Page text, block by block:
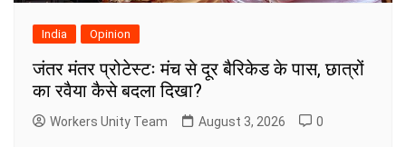
India Opinion
जंतर मंतर प्रोटेस्टः मंच से दूर बैरिकेड के पास, छात्रों
का रवैया कैसे बदला दिखा?
Workers Unity Team August 3, 2026 0